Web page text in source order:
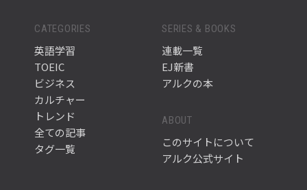
CATEGORIES
英語学習
TOEIC
ビジネス
カルチャー
トレンド
全ての記事
タグ一覧
SERIES & BOOKS
連載一覧
EJ新書
アルクの本
ABOUT
このサイトについて
アルク公式サイト